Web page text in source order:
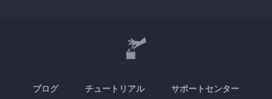
ブログ チュートリアル サポートセンター